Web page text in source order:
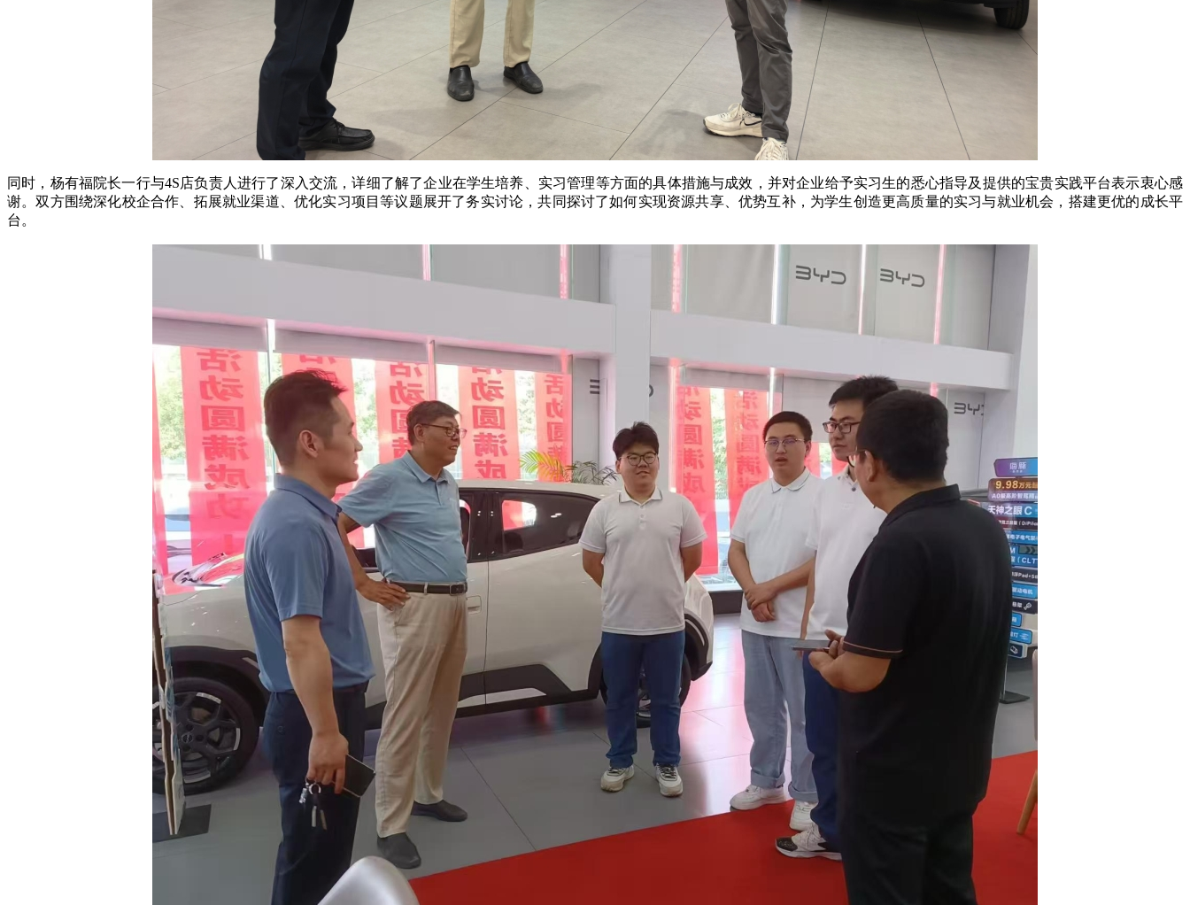
同时，杨有福院长一行与4S店负责人进行了深入交流，详细了解了企业在学生培养、实习管理等方面的具体措施与成效，并对企业给予实习生的悉心指导及提供的宝贵实践平台表示衷心感
谢。双方围绕深化校企合作、拓展就业渠道、优化实习项目等议题展开了务实讨论，共同探讨了如何实现资源共享、优势互补，为学生创造更高质量的实习与就业机会，搭建更优的成长平
台。